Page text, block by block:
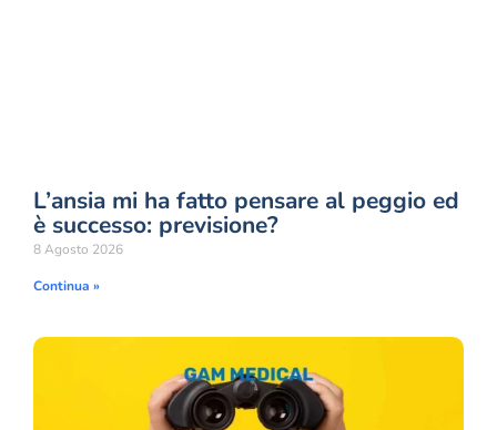
L’ansia mi ha fatto pensare al peggio ed
è successo: previsione?
8 Agosto 2026
Continua »